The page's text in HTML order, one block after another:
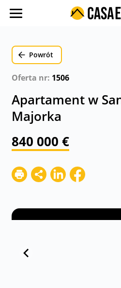
Oferty w regionach
Ulubione oferty
Koszty
Kontakt
Powrót
Oferta nr: 1506
Apartament w
Majorka
840 000 €